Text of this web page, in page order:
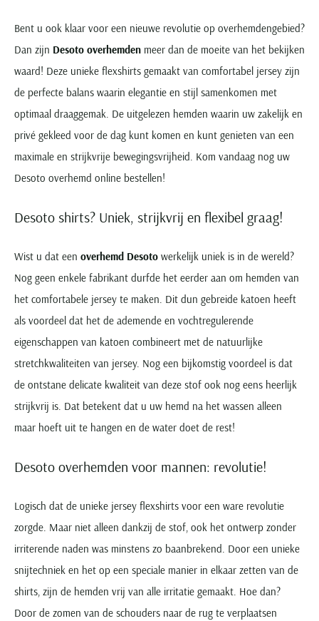
Bent u ook klaar voor een nieuwe revolutie op overhemdengebied?
Dan zijn Desoto overhemden meer dan de moeite van het bekijken
waard! Deze unieke flexshirts gemaakt van comfortabel jersey zijn
de perfecte balans waarin elegantie en stijl samenkomen met
optimaal draaggemak. De uitgelezen hemden waarin uw zakelijk en
privé gekleed voor de dag kunt komen en kunt genieten van een
maximale en strijkvrije bewegingsvrijheid. Kom vandaag nog uw
Desoto overhemd online bestellen!
Desoto shirts? Uniek, strijkvrij en flexibel graag!
Wist u dat een overhemd Desoto werkelijk uniek is in de wereld?
Nog geen enkele fabrikant durfde het eerder aan om hemden van
het comfortabele jersey te maken. Dit dun gebreide katoen heeft
als voordeel dat het de ademende en vochtregulerende
eigenschappen van katoen combineert met de natuurlijke
stretchkwaliteiten van jersey. Nog een bijkomstig voordeel is dat
de ontstane delicate kwaliteit van deze stof ook nog eens heerlijk
strijkvrij is. Dat betekent dat u uw hemd na het wassen alleen
maar hoeft uit te hangen en de water doet de rest!
Desoto overhemden voor mannen: revolutie!
Logisch dat de unieke jersey flexshirts voor een ware revolutie
zorgde. Maar niet alleen dankzij de stof, ook het ontwerp zonder
irriterende naden was minstens zo baanbrekend. Door een unieke
snijtechniek en het op een speciale manier in elkaar zetten van de
shirts, zijn de hemden vrij van alle irritatie gemaakt. Hoe dan?
Door de zomen van de schouders naar de rug te verplaatsen